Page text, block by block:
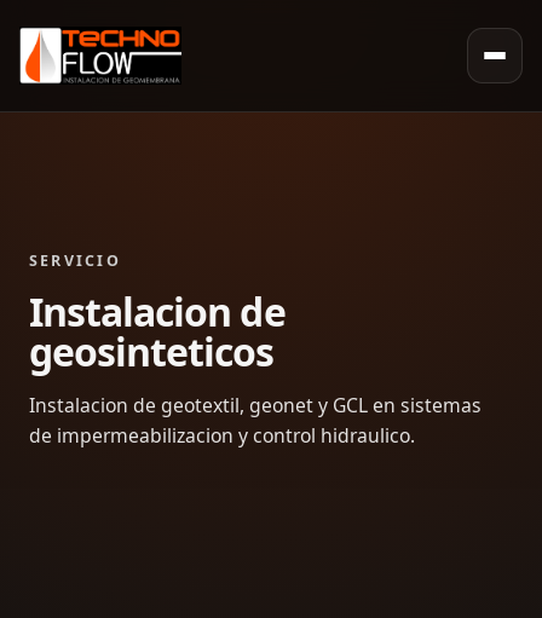
SERVICIO
Instalacion de
geosinteticos
Instalacion de geotextil, geonet y GCL en sistemas
de impermeabilizacion y control hidraulico.